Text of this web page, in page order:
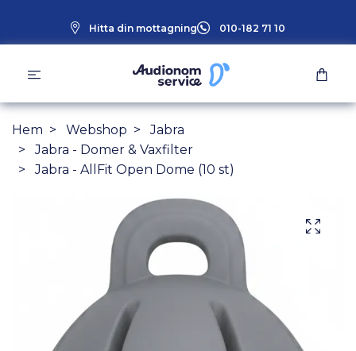
Hitta din mottagning 010-182 71 10
Hem Webshop
Jabra
Jabra - Domer & Vaxfilter
Jabra - AllFit Open Dome (10 st)